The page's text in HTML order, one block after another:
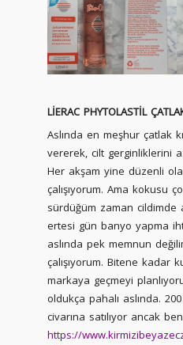
LİERAC PHYTOLASTİL
Aslında en meşhur çatlak
vererek, cilt gerginliklerini
Her akşam yine düzenli
çalışıyorum. Ama kokusu
sürdüğüm zaman cildimde
ertesi gün banyo yapma
aslında pek memnun
çalışıyorum. Bitene kadar
markaya geçmeyi
oldukça pahalı aslında.
civarına satılıyor ancak ben
https://